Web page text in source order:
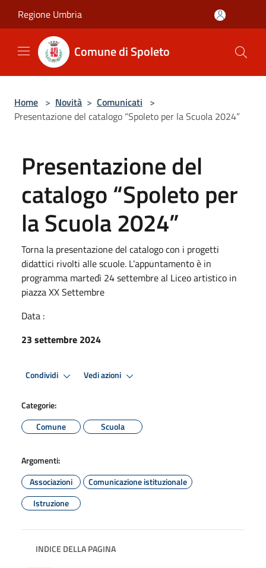
Regione Umbria
Comune di Spoleto
Home > Novità > Comunicati >
Presentazione del catalogo “Spoleto per la Scuola 2024”
Presentazione del
catalogo “Spoleto per
la Scuola 2024”
​Torna la presentazione del catalogo con i progetti
didattici rivolti alle scuole. L’appuntamento è in
programma martedì 24 settembre al Liceo artistico in
piazza XX Settembre
Data :
23 settembre 2024
Condividi Vedi azioni
Categorie:
Comune
Scuola
Argomenti:
Associazioni
Comunicazione istituzionale
Istruzione
INDICE DELLA PAGINA